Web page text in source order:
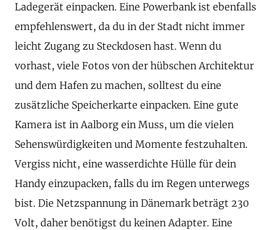
Ladegerät einpacken. Eine Powerbank ist ebenfalls
empfehlenswert, da du in der Stadt nicht immer
leicht Zugang zu Steckdosen hast. Wenn du
vorhast, viele Fotos von der hübschen Architektur
und dem Hafen zu machen, solltest du eine
zusätzliche Speicherkarte einpacken. Eine gute
Kamera ist in Aalborg ein Muss, um die vielen
Sehenswürdigkeiten und Momente festzuhalten.
Vergiss nicht, eine wasserdichte Hülle für dein
Handy einzupacken, falls du im Regen unterwegs
bist. Die Netzspannung in Dänemark beträgt 230
Volt, daher benötigst du keinen Adapter. Eine